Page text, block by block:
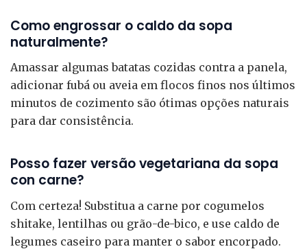
Como engrossar o caldo da sopa
naturalmente?
Amassar algumas batatas cozidas contra a panela,
adicionar fubá ou aveia em flocos finos nos últimos
minutos de cozimento são ótimas opções naturais
para dar consistência.
Posso fazer versão vegetariana da sopa
con carne?
Com certeza! Substitua a carne por cogumelos
shitake, lentilhas ou grão-de-bico, e use caldo de
legumes caseiro para manter o sabor encorpado.